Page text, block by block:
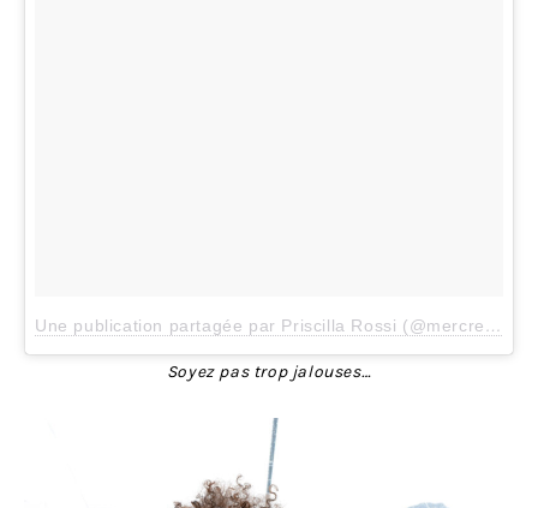
Une publication partagée par Priscilla Rossi (@mercredieblog)
Soyez pas trop jalouses…